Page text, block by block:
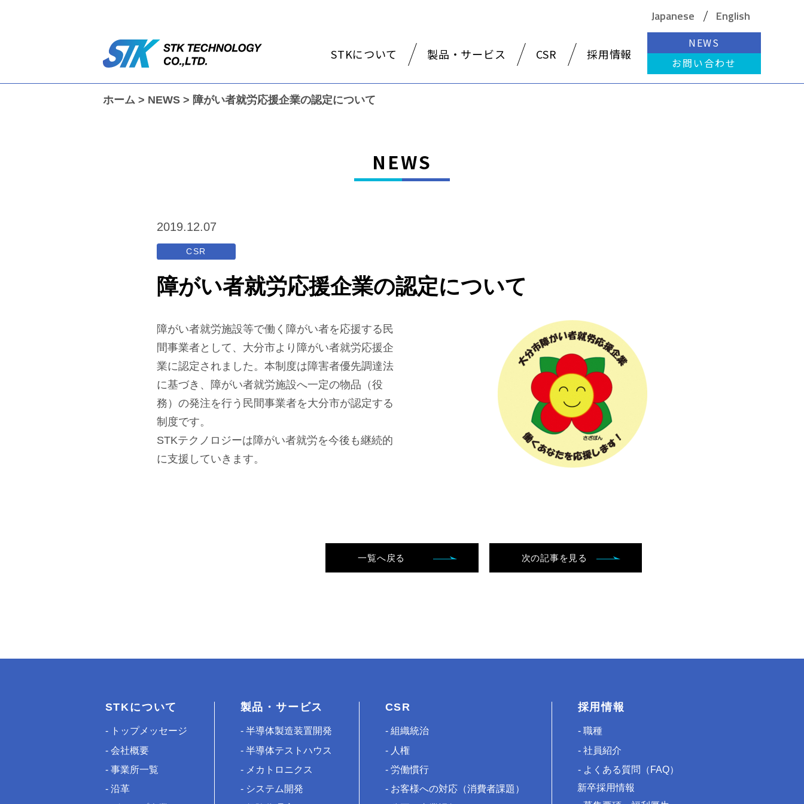
STKについて 製品・サービス CSR 採用情報
NEWS
お問い合わせ
Japanese English
ホーム > NEWS > 障がい者就労応援企業の認定について
NEWS
2019.12.07
CSR
障がい者就労応援企業の認定について
障がい者就労施設等で働く障がい者を応援する民
間事業者として、大分市より障がい者就労応援企
業に認定されました。本制度は障害者優先調達法
に基づき、障がい者就労施設へ一定の物品（役
務）の発注を行う民間事業者を大分市が認定する
制度です。
STKテクノロジーは障がい者就労を今後も継続的
に支援していきます。
一覧へ戻る 次の記事を見る
STKについて
トップメッセージ
会社概要
事業所一覧
沿革
製品・サービス
半導体製造装置開発
半導体テストハウス
メカトロニクス
システム開発
CSR
組織統治
人権
労働慣行
お客様への対応（消費者課題）
採用情報
職種
社員紹介
よくある質問（FAQ）
新卒採用情報